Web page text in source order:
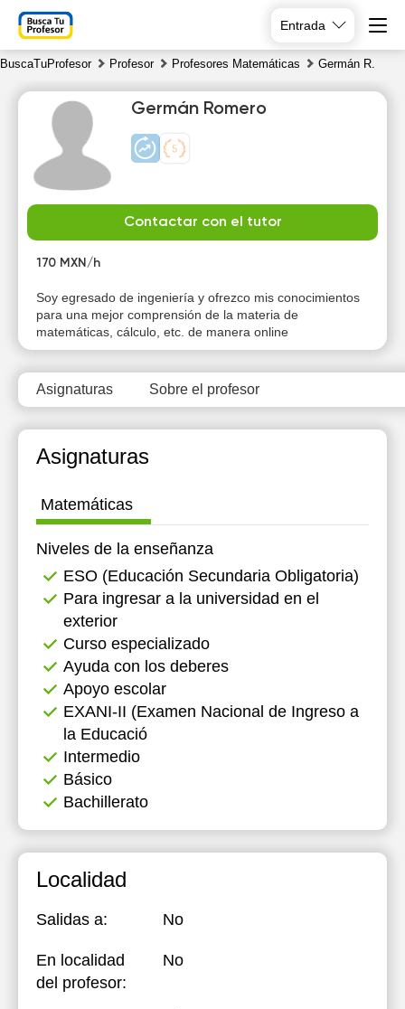
Entrada
BuscaTuProfesor Profesor Profesores Matemáticas Germán R.
Germán Romero
Contactar con el tutor
170 MXN/h
Soy egresado de ingeniería y ofrezco mis conocimientos
para una mejor comprensión de la materia de
matemáticas, cálculo, etc. de manera online
Asignaturas Sobre el profesor
Asignaturas
Matemáticas
Niveles de la enseñanza
ESO (Educación Secundaria Obligatoria)
Para ingresar a la universidad en el
exterior
Curso especializado
Ayuda con los deberes
Apoyo escolar
EXANI-II (Examen Nacional de Ingreso a
la Educació
Intermedio
Básico
Bachillerato
Localidad
Salidas a: No
En localidad
del profesor:
No
9
Mo
10
Tu
11
12
12:00
12:30
13:30
14:00
20:00